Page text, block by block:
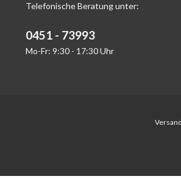
Telefonische Beratung unter:
0451 - 73993
Mo-Fr: 9:30 - 17:30 Uhr